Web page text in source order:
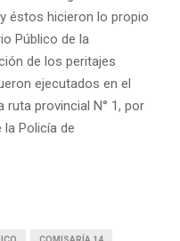
éstos hicieron lo propio
Público de la
de los peritajes
ejecutados en el
ruta provincial N° 1, por
Policía de